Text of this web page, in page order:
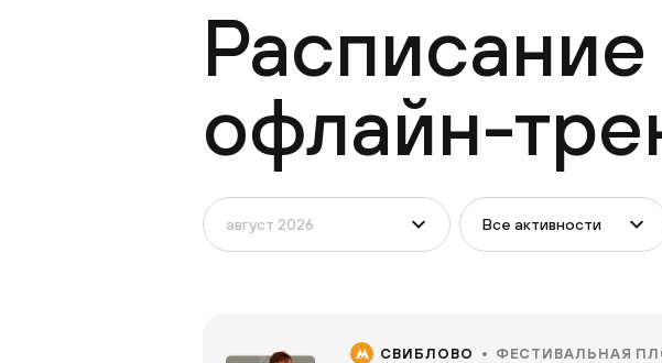
Расписание
офлайн-
Все активности
СВИБЛОВО ФЕСТИВАЛЬНАЯ